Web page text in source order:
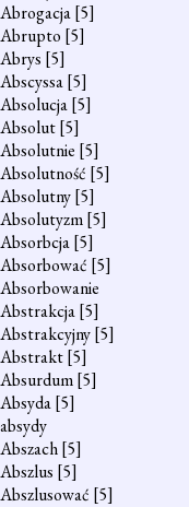
Abrogacja[5]
Abrupto [5]
Abrys [5]
Abscyssa[5]
Absolucja[5]
Absolut[5]
Absolutnie [5]
Absolutność [5]
Absolutny[5]
Absolutyzm[5]
Absorbcja[5]
Absorbować [5]
Absorbowanie
Abstrakcja[5]
Abstrakcyjny[5]
Abstrakt[5]
Absurdum[5]
Absyda[5]
absydy
Abszach[5]
Abszlus [5]
Abszlusować [5]